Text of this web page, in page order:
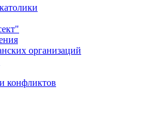
организаций
конфликтов